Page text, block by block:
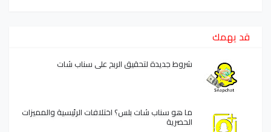
قد يهمك
شروط جديدة لتحقيق الربح على سناب شات
ما هو سناب شات بلس؟ اختلافات الرئيسية والمميزات
الحصرية